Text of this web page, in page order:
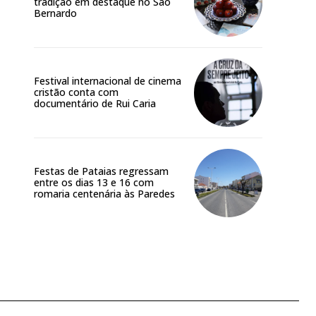
Bernardo
Festival internacional de cinema
cristão conta com
documentário de Rui Caria
Festas de Pataias regressam
entre os dias 13 e 16 com
romaria centenária às Paredes